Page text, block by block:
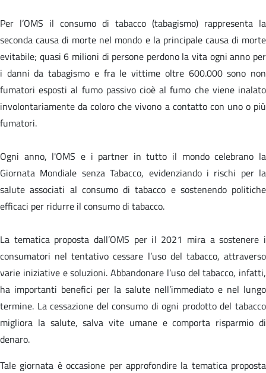
Per l’OMS il consumo di tabacco (tabagismo) rappresenta la
seconda causa di morte nel mondo e la principale causa di morte
evitabile; quasi 6 milioni di persone perdono la vita ogni anno per
i danni da tabagismo e fra le vittime oltre 600.000 sono non
fumatori esposti al fumo passivo cioè al fumo che viene inalato
involontariamente da coloro che vivono a contatto con uno o più
fumatori.
Ogni anno, l'OMS e i partner in tutto il mondo celebrano la
Giornata Mondiale senza Tabacco, evidenziando i rischi per la
salute associati al consumo di tabacco e sostenendo politiche
efficaci per ridurre il consumo di tabacco.
La tematica proposta dall’OMS per il 2021 mira a sostenere i
consumatori nel tentativo cessare l’uso del tabacco, attraverso
varie iniziative e soluzioni. Abbandonare l’uso del tabacco, infatti,
ha importanti benefici per la salute nell’immediato e nel lungo
termine. La cessazione del consumo di ogni prodotto del tabacco
migliora la salute, salva vite umane e comporta risparmio di
denaro.
Tale giornata è occasione per approfondire la tematica proposta